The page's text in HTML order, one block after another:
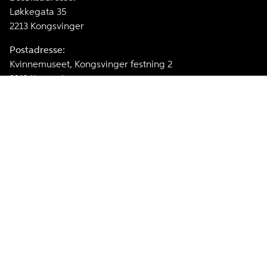
Løkkegata 35
2213 Kongsvinger
Postadresse:
Kvinnemuseet, Kongsvinger festning 2